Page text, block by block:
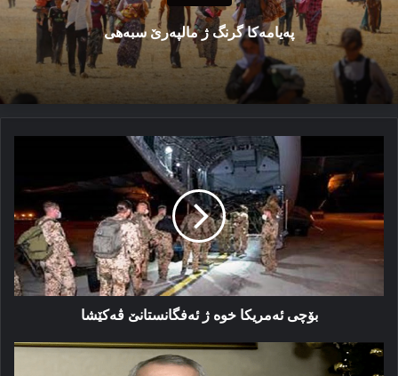
پەیامەكا گرنگ ژ مالپەرێ سبەهی
بۆچی
ئەمریکا
خوە
ئەفگانستانێ
ڤەکێشا
بۆچی ئەمریکا خوە ژ ئەفگانستانێ ڤەکێشا
حاجۆ:
پشتگیریا